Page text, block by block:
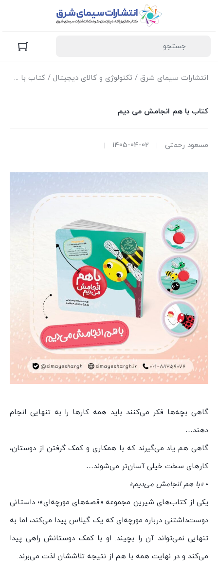
انتشارات سیمای شرق / تکنولوژی و کالای دیجیتال / کتاب با هم انجامش می دیم
کتاب با هم انجامش می دیم
مسعود رحمتی 1405-04-02
گاهی بچه‌ها فکر می‌کنند باید همه کارها را به تنهایی انجام
دهند…
گاهی هم یاد می‌گیرند که با همکاری و کمک گرفتن از دوستان،
کارهای سخت خیلی آسان‌تر می‌شوند…
▫️ «با هم انجامش می‌دیم»
یکی از کتاب‌های شیرین مجموعه «قصه‌های مورچه‌ای»؛ داستانی
دوست‌داشتنی درباره مورچه‌ای که یک گیلاس پیدا می‌کند، اما به
تنهایی نمی‌تواند آن را بچیند. او با کمک دوستانش راهی پیدا
می‌کند و در نهایت همه با هم از نتیجه تلاششان لذت می‌برند.